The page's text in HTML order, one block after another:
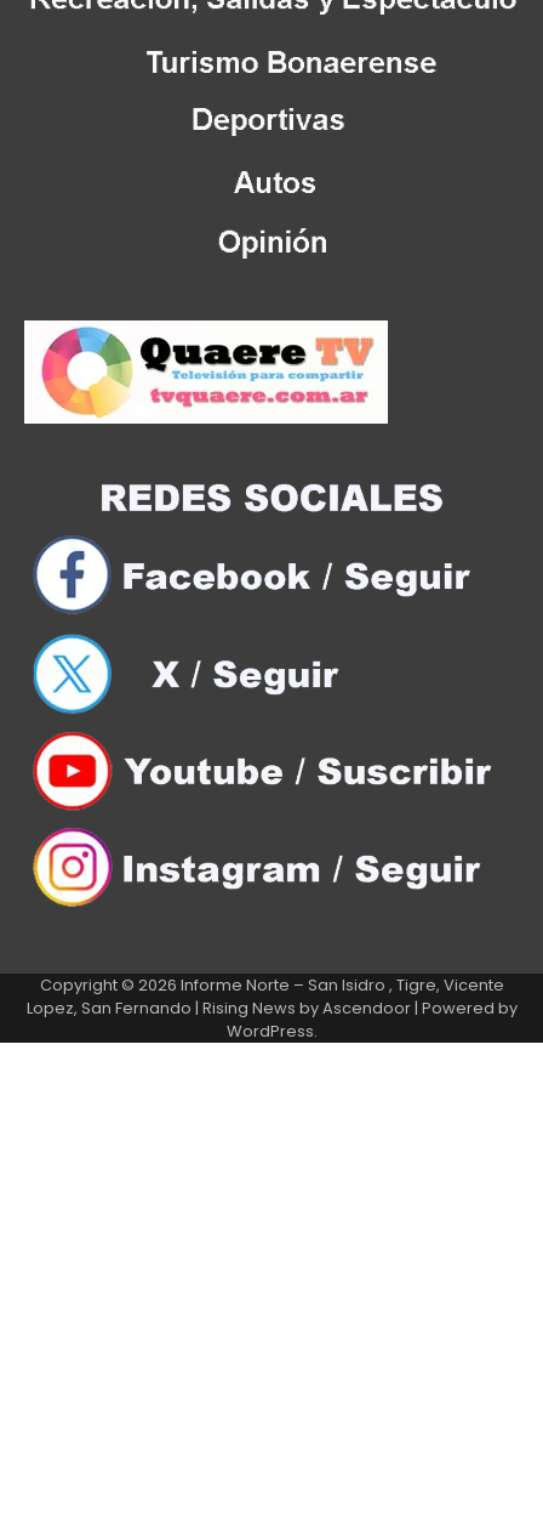
Copyright © 2026 Informe Norte – San Isidro , Tigre, Vicente
Lopez, San Fernando | Rising News byAscendoor| Powered by
WordPress.